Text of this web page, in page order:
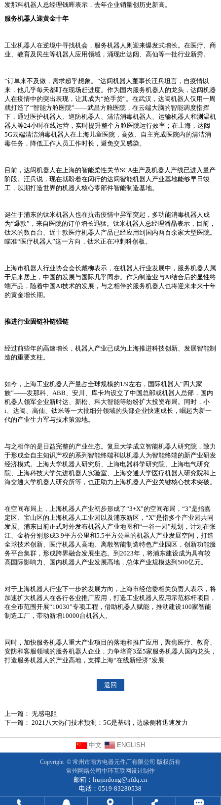
发那科机器人总经理钱晖表示，去年企业销量创历史新高。
服务机器人迎黄金十年
工业机器人在逆境中寻找机会，服务机器人则迎来爆发式增长。在医疗、商
业、教育及民生等机器人应用领域，涌现出达闼、高仙等一批行业新秀。
“订单来不及做，需求超乎想象。”达闼机器人董事长汪兵坦言，自疫情以
来，他几乎每天都盯在现场赶进度。作为国内服务机器人的龙头，达闼机器
人在疫情中的突出表现，让其成为“抢手货”。在武汉，达闼机器人仅用一周
就打造了“智能方舱医院”——武昌方舱医院，在云端大脑的智能调度指挥
下，通过医护机器人、巡防机器人、清洁消毒机器人、运输机器人和测温机
器人等24小时在线运营，实时提升整个方舱医院运行效率；在上海，达闼
5G云端清洁消毒机器人在上海儿童医院，高效、自主完成医院内的清洁消
毒任务，降低工作人员工作时长，避免交叉感染。
目前，达闼机器人在上海的智能柔性关节SCA生产及机器人产线已进入量产
阶段。汪兵说，现在就盼着在闵行的达闼智能机器人产业基地能够早日竣
工，以期打造世界的机器人核心零部件智能制造基地。
诞生于浦东的钛米机器人也在抗击疫情中异军突起，多功能消毒机器人成
为“爆款”，来自医院的订单增长迅猛。钛米机器人总经理潘晶表示，目前，
钛米的数百台、近十款医疗机器人产品已经应用到国内两百余家大型医院。
瞄准“医疗机器人”这一方向，钛米正在冲刺科创板。
上海市机器人行业协会会长戴柳表示，在机器人行业发展中，服务机器人属
于后来居上，中国的发展与国际几乎同步。作为制造业与AI结合后的显性终
端产品，随着中国AI技术的发展，与之相伴的服务机器人也将迎来未来十年
的黄金增长期。
推进行业固链补链强链
经过前些年的高速增长，机器人产业已成为上海推进科技创新、发展智能制
造的重要支柱。
如今，上海工业机器人产量占全球规模的1/9左右，国际机器人“四大家
族”——发那科、ABB、安川、库卡均设立了中国总部或机器人总部，国内
机器人领军企业新时达、新松、科大智能等纷纷扩大投资布局。同时，小
i、达闼、高仙、钛米等一大批细分领域的头部企业快速成长，崛起为新一
代的产业生力军与技术策源地。
与之相伴的是日益完整的产业生态。复旦大学成立智能机器人研究院，致力
于形成全自主知识产权的系列智能终端和以机器人为智能终端的新产业研发
经济模式。上海大学机器人研究所、上海电器科学研究院、上海电气研究
院、上海科技大学先进机器人实验室、上海交通大学医疗机器人研究院和上
海交通大学机器人研究所等，也正助力上海机器人产业关键核心技术突破。
在空间布局上，上海机器人产业初步形成了“3+X”的空间布局，“3”是指嘉
定区、宝山区的上海机器人工业园以及浦东新区，“X”是指多个产业园共同
发展。浦东日前正式对外发布机器人产业地图和“一谷一园”规划，计划在张
江、金桥分别形成3.9平方公里和5.5平方公里的机器人产业发展空间，打造
全球技术创新、医疗机器人高地、离散智能制造特色产业园区，创新功能服
务平台集群，形成跨界融合发展生态。到2023年，将浦东建设成为具有较
高国际影响力、国内机器人产业发展高地，总体产业规模达到500亿元。
对于上海机器人行业下一步的发展方向，上海市经信委相关负责人表示，将
加速扩大机器人在各行各业推广应用，打造工业机器人应用示范标杆项目，
在全市范围开展“10030”专项工程，借助机器人赋能，推动建设100家智能
制造工厂，带动新增10000台机器人。
同时，加快服务机器人重大产业项目的落地和推广应用，聚焦医疗、教育、
安防和客服领域的服务机器人企业，力争培育3至5家服务机器人国内龙头，
打造服务机器人的产业高地，支撑上海“在线新经济”发展
返回
上一篇： 无感电阻
下一篇： 2021八大热门技术预测：5G是基础，边缘侧将迅速发力
中文 ENGLISH
Copyright ©常州市南方电器元件厂有限公司 版权所有
常州网络公司中环互联网设计制作
邮箱： liujindong@nfdq.cn
电话：0519-83280538